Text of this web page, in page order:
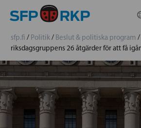
sfp.fi / Politik/ Beslut & politiska program /
riksdagsgruppens 26 åtgärder för att få